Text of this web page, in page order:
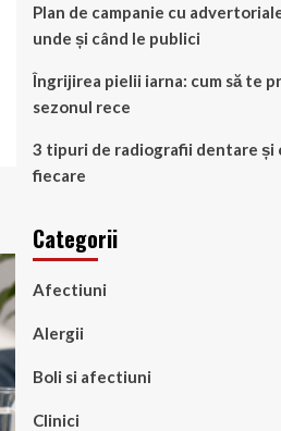
Plan de campanie cu
unde și când le publici
Îngrijirea pielii iarna: cum să te
sezonul rece
3 tipuri de radiografii dentare și
fiecare
Categorii
Afectiuni
Alergii
Boli si afectiuni
Clinici